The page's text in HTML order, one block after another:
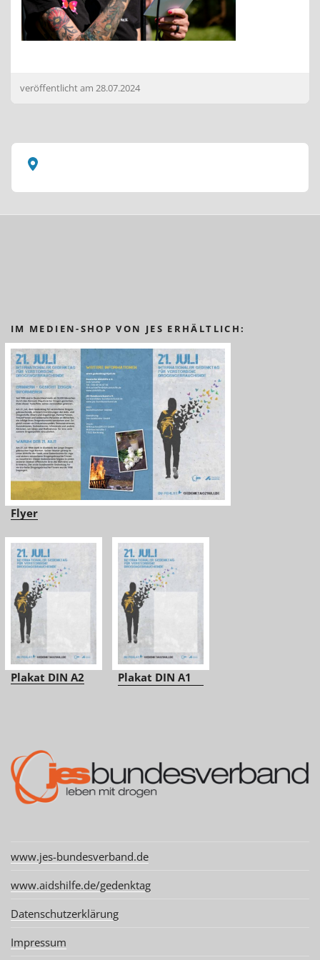
veröffentlicht am 28.07.2024
IM MEDIEN-SHOP VON JES ERHÄLTLICH:
Flyer
Plakat DIN A2 Plakat DIN A1
www.jes-bundesverband.de
www.aidshilfe.de/gedenktag
Datenschutzerklärung
Impressum